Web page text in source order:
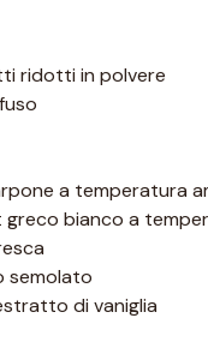
ridotti in polvere
a temperatura
greco bianco a
semolato
di vaniglia